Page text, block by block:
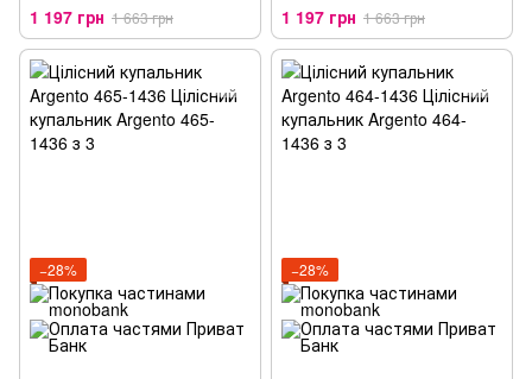
1 197 грн 1 663 грн 1 197 грн 1 663 грн
−28% −28%